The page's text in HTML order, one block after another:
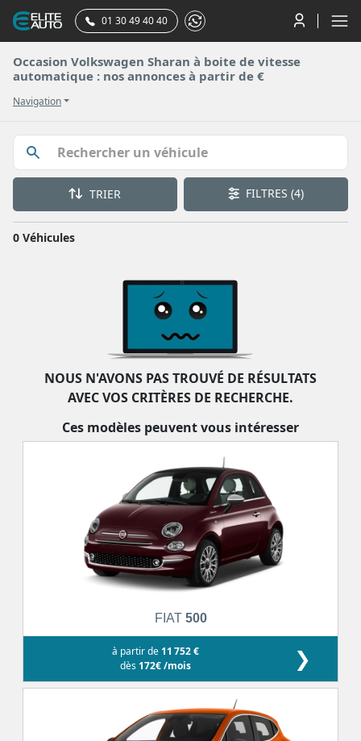
01 30 49 40 40
Occasion Volkswagen Sharan à boite de vitesse
automatique : nos annonces à partir de €
Navigation
TRIER FILTRES(4)
0 Véhicules
NOUS N'AVONS PAS TROUVÉ DE RÉSULTATS
AVEC VOS CRITÈRES DE RECHERCHE.
Ces modèles peuvent vous intéresser
FIAT 500
à partir de 11 752 €
dès 172€ /mois ❯